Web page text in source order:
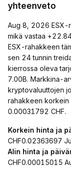
yhteenveto
Aug 8, 2026 ESX-
mikä vastaa
ESX-rahakkeen
sen 24 tunnin
kierrossa oleva
7.00B. Markkina-
kryptovaluuttojen
rahakkeen korkein
0.00031792 CHF.
Korkein hinta ja
CHF0.02363697
Alin hinta ja
CHF0.00015015